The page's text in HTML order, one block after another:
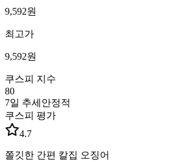
9,592원
최고가
9,592원
쿠스피 지수
80
7일 추세 안정적
쿠스피 평가
4.7
쫄깃한 간편 칼집 오징어